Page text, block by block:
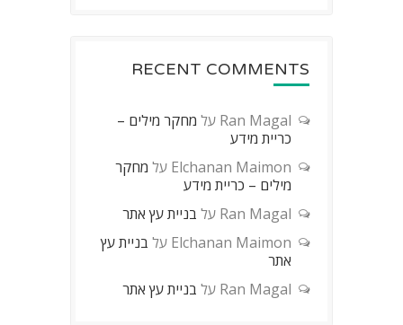
RECENT COMMENTS
Ran Magal על מחקר מילים –
כריית מידע
Elchanan Maimon על מחקר
מילים – כריית מידע
Ran Magal על בניית עץ אתר
Elchanan Maimon על בניית עץ
אתר
Ran Magal על בניית עץ אתר